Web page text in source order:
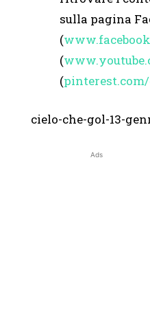
sulla pagina
(
(
(
Ads